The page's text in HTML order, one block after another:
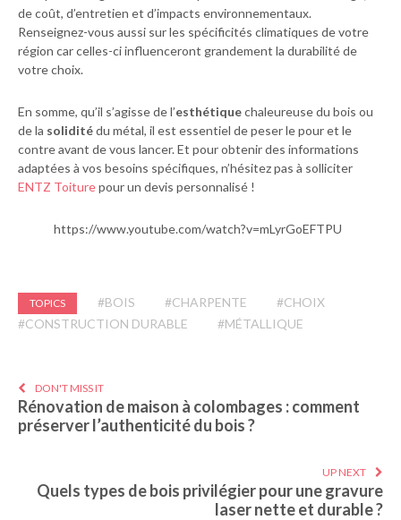
de coût, d’entretien et d’impacts environnementaux.
Renseignez-vous aussi sur les spécificités climatiques de votre
région car celles-ci influenceront grandement la durabilité de
votre choix.
En somme, qu’il s’agisse de l’esthétiquechaleureuse du bois ou
de la soliditédu métal, il est essentiel de peser le pour et le
contre avant de vous lancer. Et pour obtenir des informations
adaptées à vos besoins spécifiques, n’hésitez pas à solliciter
ENTZ Toiturepour un devis personnalisé !
https://www.youtube.com/watch?v=mLyrGoEFTPU
TOPICS #BOIS #CHARPENTE
#CHOIX
#CONSTRUCTION DURABLE
#MÉTALLIQUE
DON'T MISS IT
Rénovation de maison à colombages : comment
préserver l’authenticité du bois ?
UP NEXT
Quels types de bois privilégier pour une gravure
laser nette et durable ?